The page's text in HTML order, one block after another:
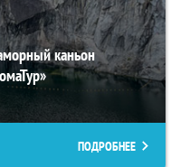
каньон
ПОДРОБНЕЕ